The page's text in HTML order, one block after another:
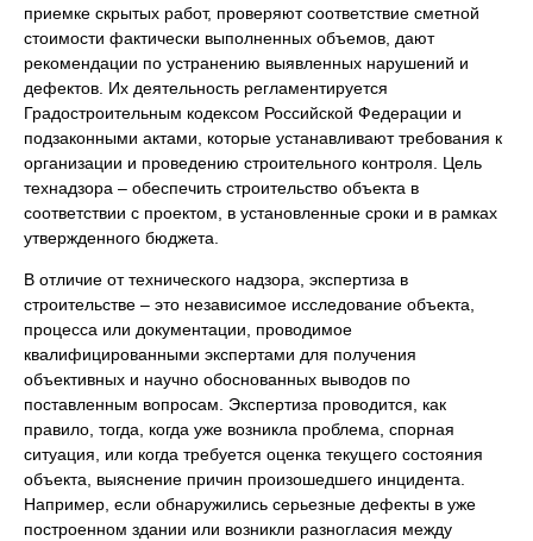
приемке скрытых работ, проверяют соответствие сметной
стоимости фактически выполненных объемов, дают
рекомендации по устранению выявленных нарушений и
дефектов. Их деятельность регламентируется
Градостроительным кодексом Российской Федерации и
подзаконными актами, которые устанавливают требования к
организации и проведению строительного контроля. Цель
технадзора – обеспечить строительство объекта в
соответствии с проектом, в установленные сроки и в рамках
утвержденного бюджета.
В отличие от технического надзора, экспертиза в
строительстве – это независимое исследование объекта,
процесса или документации, проводимое
квалифицированными экспертами для получения
объективных и научно обоснованных выводов по
поставленным вопросам. Экспертиза проводится, как
правило, тогда, когда уже возникла проблема, спорная
ситуация, или когда требуется оценка текущего состояния
объекта, выяснение причин произошедшего инцидента.
Например, если обнаружились серьезные дефекты в уже
построенном здании или возникли разногласия между